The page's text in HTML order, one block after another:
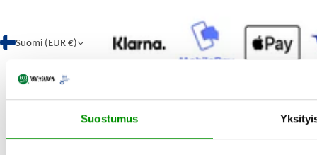
Suostumus
Suomi (EUR €)